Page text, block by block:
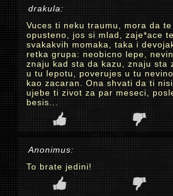
drakula:
Vuces ti neku traumu, mora da
opusteno, jos si mlad, zaje*ace
svakakvih momaka, taka i
retka grupa: neobicno lepe,
znaju kad sta da kazu, znaju sta
u tu lepotu, poverujes u tu
kao zacaran. Ona shvati da ti
ujebe ti zivot za par meseci,
besis...
Anonimus:
To brate jedini!